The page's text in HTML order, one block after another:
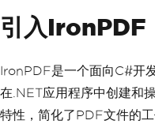
引入IronPDF
IronPDF是一个面向C#开
在.NET应用程序中创建和
特性，简化了PDF文件的工